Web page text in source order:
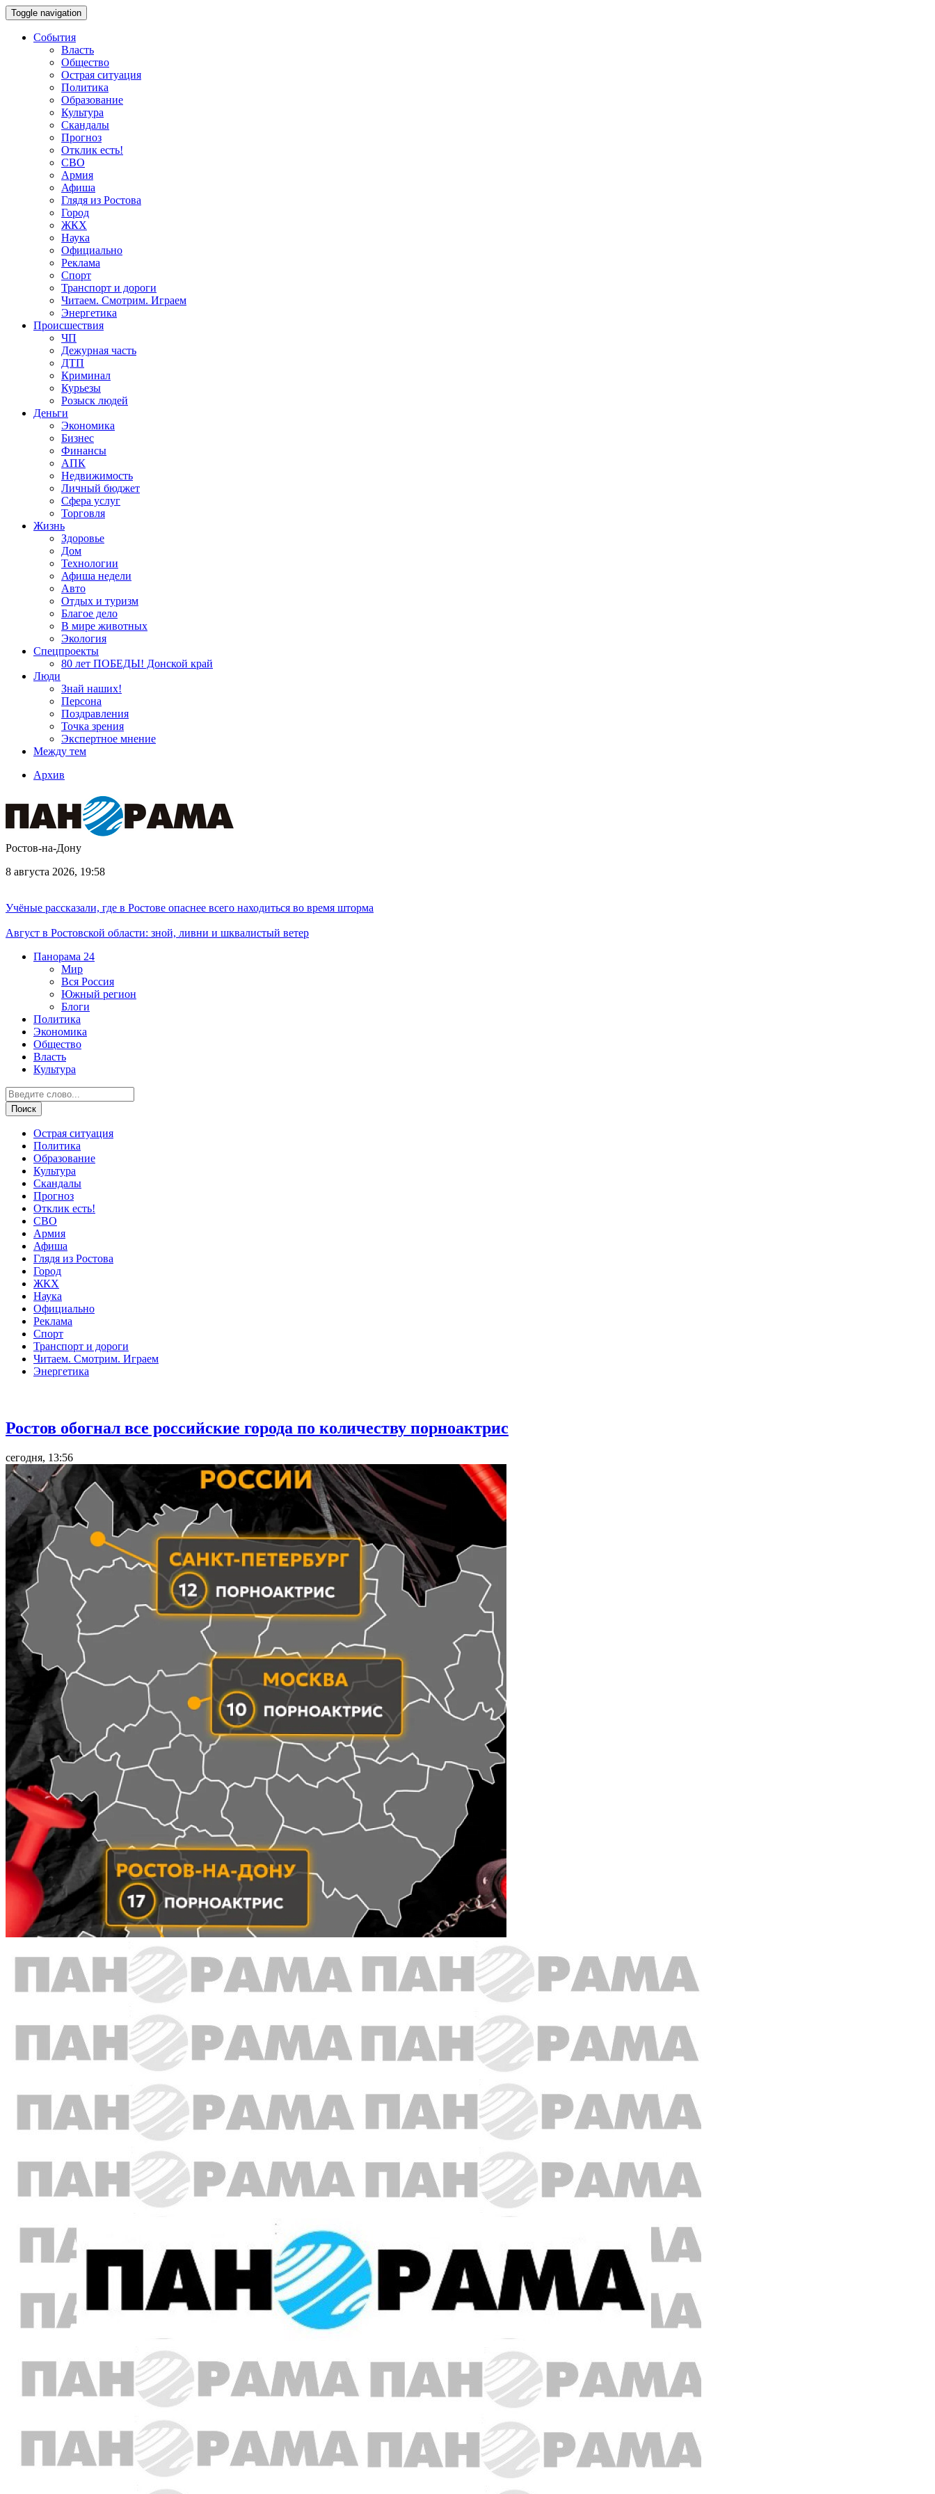
Toggle navigation
События
Власть
Общество
Острая ситуация
Политика
Образование
Культура
Скандалы
Прогноз
Отклик есть!
СВО
Армия
Афиша
Глядя из Ростова
Город
ЖКХ
Наука
Официально
Реклама
Спорт
Транспорт и дороги
Читаем. Смотрим. Играем
Энергетика
Происшествия
ЧП
Дежурная часть
ДТП
Криминал
Курьезы
Розыск людей
Деньги
Экономика
Бизнес
Финансы
АПК
Недвижимость
Личный бюджет
Сфера услуг
Торговля
Жизнь
Здоровье
Дом
Технологии
Афиша недели
Авто
Отдых и туризм
Благое дело
В мире животных
Экология
Спецпроекты
80 лет ПОБЕДЫ! Донской край
Люди
Знай наших!
Персона
Поздравления
Точка зрения
Экспертное мнение
Между тем
Архив
Ростов-на-Дону
8 августа 2026, 19:58
Учёные рассказали, где в Ростове опаснее всего находиться во время шторма
Август в Ростовской области: зной, ливни и шквалистый ветер
Панорама 24
Мир
Вся Россия
Южный регион
Блоги
Политика
Экономика
Общество
Власть
Культура
Острая ситуация
Политика
Образование
Культура
Скандалы
Прогноз
Отклик есть!
СВО
Армия
Афиша
Глядя из Ростова
Город
ЖКХ
Наука
Официально
Реклама
Спорт
Транспорт и дороги
Читаем. Смотрим. Играем
Энергетика
Ростов обогнал все российские города по количеству порноактрис
сегодня, 13:56